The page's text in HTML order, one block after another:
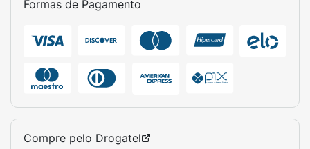
Formas de Pagamento
Compre pelo Drogatel